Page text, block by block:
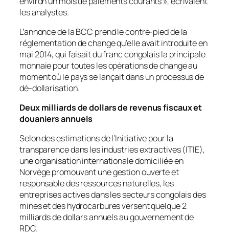
les analystes.
L’annonce de la BCC prend le contre-pied de la
réglementation de change qu’elle avait introduite en
mai 2014, qui faisait du franc congolais la principale
monnaie pour toutes les opérations de change au
moment où le pays se lançait dans un processus de
dé-dollarisation.
Deux milliards de dollars de revenus fiscaux et
douaniers annuels
Selon des estimations de l’Initiative pour la
transparence dans les industries extractives (ITIE),
une organisation internationale domiciliée en
Norvège promouvant une gestion ouverte et
responsable des ressources naturelles, les
entreprises actives dans les secteurs congolais des
mines et des hydrocarbures versent quelque 2
milliards de dollars annuels au gouvernement de
RDC.